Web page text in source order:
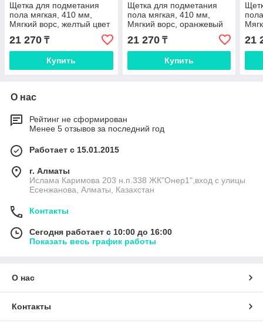
Щетка для подметания
пола мягкая, 410 мм,
Мягкий ворс, желтый цвет
21 270 ₸
Купить
Щетка для подметания
пола мягкая, 410 мм,
Мягкий ворс, оранжевый
21 270₸
Купить
21
О нас
Рейтинг не сформирован
Менее 5 отзывов за последний год
Работает с 15.01.2015
г. Алматы
Ислама Каримова 203 н.п.338 ЖК"Онер1",вход с улицы
Есенжанова, Алматы, Казахстан
Контакты
Сегодня работает с 10:00 до 16:00
Показать весь график работы
О нас
Контакты